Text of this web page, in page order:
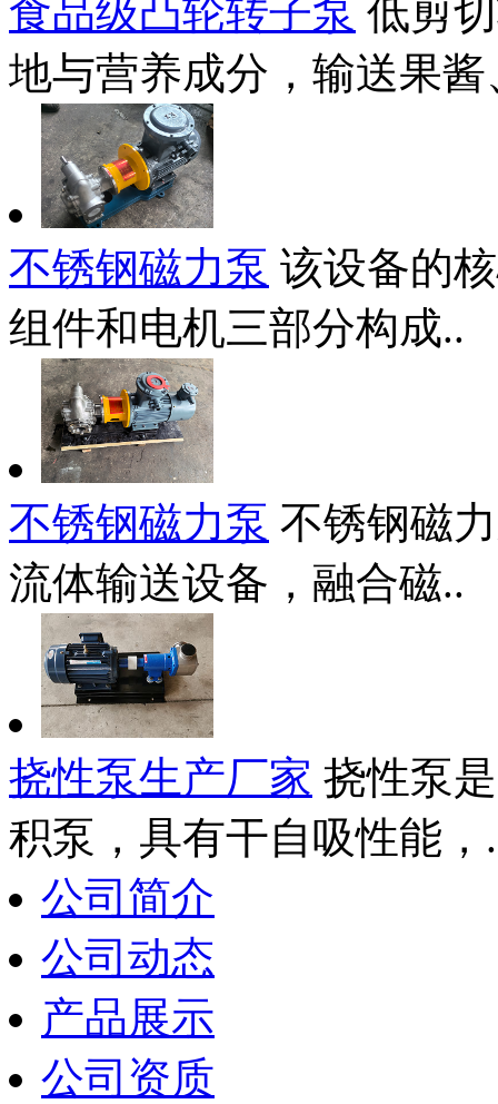
食品级凸轮转子泵 低剪
地与营养成分，输送果酱
不锈钢磁力泵 该设备的
组件和电机三部分构成..
不锈钢磁力泵 不锈钢磁
流体输送设备，融合磁..
挠性泵生产厂家 挠性泵
积泵，具有干自吸性能，
公司简介
公司动态
产品展示
公司资质